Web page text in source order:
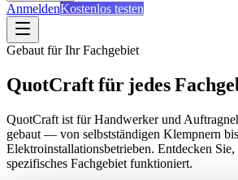
AnmeldenKostenlos testen
Gebaut für Ihr Fachgebiet
QuotCraft für jedes
QuotCraft ist für Handwerker und
gebaut — von selbstständigen Klempnern
Elektroinstallationsbetrieben. Entdecken
spezifisches Fachgebiet funktioniert.